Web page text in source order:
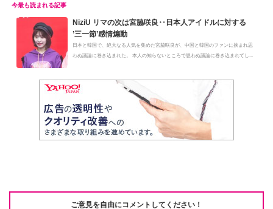
NiziU リマの次は宮脇咲良‥日本人アイドルに対する
’三一節’感情煽動
日本と韓国で、絶大なる人気を集めた宮脇咲良が、中国と韓国のファンに挟まれ思
わぬ議論に巻き込まれた。 本人の知らないところで思わぬ議論に巻き込まれてし...
ご意見を自由にコメントしてください！